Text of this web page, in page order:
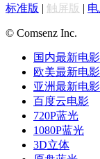
标准版 | 触屏版 |
© Comsenz Inc.
国内最新电影
欧美最新电影
亚洲最新电影
百度云电影
720P蓝光
1080P蓝光
3D立体